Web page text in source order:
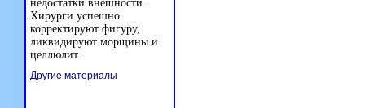
недостатки внешности.
Хирурги успешно
корректируют фигуру,
ликвидируют морщины и
целлюлит.
Другие материалы